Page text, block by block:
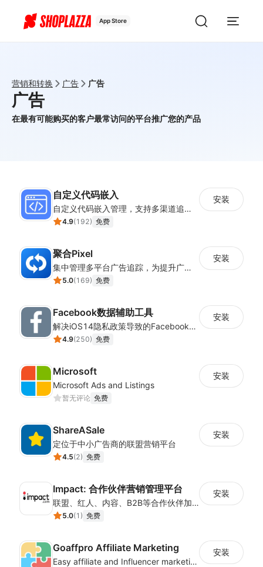
App Store
营销和转换 广告 广告
广告
在最有可能购买的客户最常访问的平台推广您的产品
自定义代码嵌入
自定义代码嵌入管理，支持多渠道追踪与营销活动配置
4.9(192) 免费
安装
聚合Pixel
集中管理多平台广告追踪，为提升广告ROAS与转化率提供数据基础
5.0(169) 免费
安装
Facebook数据辅助工具
解决iOS14隐私政策导致的Facebook广告数据缺失，重建广告成效分析链路
4.9(250) 免费
安装
Microsoft
Microsoft Ads and Listings
暂无评论 免费
安装
ShareASale
定位于中小广告商的联盟营销平台
4.5(2) 免费
安装
Impact: 合作伙伴营销管理平台
联盟、红人、内容、B2B等合作伙伴加速业务增长！ 申请演示，请点击“支持”下方“开发者网站”!
5.0(1 ) 免费
安装
Goaffpro Affiliate Marketing
Easy affiliate and Influencer marketing
安装